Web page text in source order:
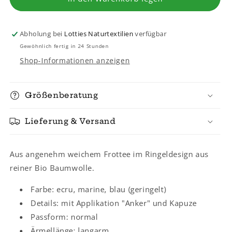
Frottee
Abholung bei Lotties Naturtextilien verfügbar
Gewöhnlich fertig in 24 Stunden
Shop-Informationen anzeigen
Größenberatung
Lieferung & Versand
Aus angenehm weichem Frottee im Ringeldesign aus
reiner Bio Baumwolle.
Farbe: ecru, marine, blau (geringelt)
Details: mit Applikation "Anker" und Kapuze
Passform: normal